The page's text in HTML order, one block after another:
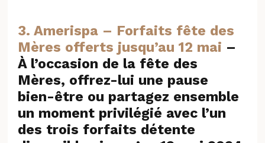
3. Amerispa – Forfaits fête des
Mères offerts jusqu’au 12 mai –
À l’occasion de la fête des
Mères, offrez-lui une pause
bien-être ou partagez ensemble
un moment privilégié avec l’un
des trois forfaits détente